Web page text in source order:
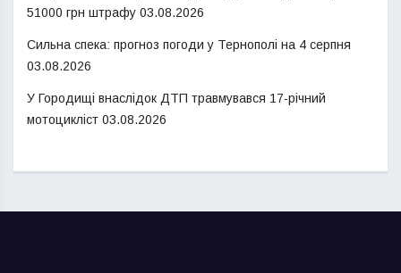
51000 грн штрафу 03.08.2026
Сильна спека: прогноз погоди у Тернополі на 4 серпня
03.08.2026
У Городищі внаслідок ДТП травмувався 17-річний
мотоцикліст 03.08.2026